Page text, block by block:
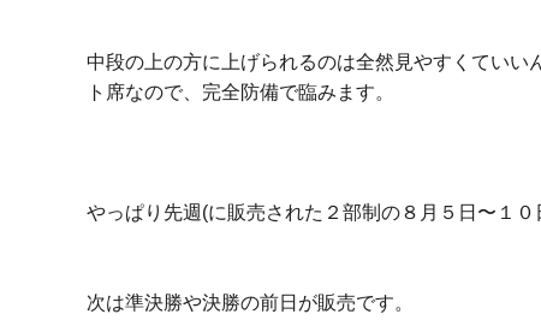
中段の上の方に上げられるのは全然見やすくてい
ト席なので、完全防備で臨みます。
やっぱり先週(に販売された２部制の８月５日〜１０
次は準決勝や決勝の前日が販売です。